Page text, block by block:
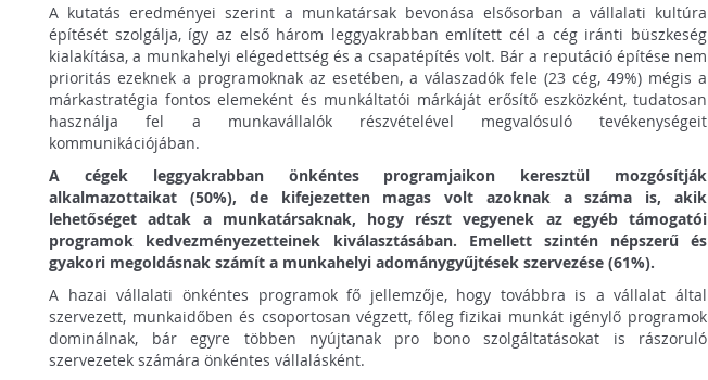
A kutatás eredményei szerint a munkatársak bevonása elsősorban a vállalati kultúra
építését szolgálja, így az első három leggyakrabban említett cél a cég iránti büszkeség
kialakítása, a munkahelyi elégedettség és a csapatépítés volt. Bár a reputáció építése nem
prioritás ezeknek a programoknak az esetében, a válaszadók fele (23 cég, 49%) mégis a
márkastratégia fontos elemeként és munkáltatói márkáját erősítő eszközként, tudatosan
használja fel a munkavállalók részvételével megvalósuló tevékenységeit
kommunikációjában.
A cégek leggyakrabban önkéntes programjaikon keresztül mozgósítják
alkalmazottaikat (50%), de kifejezetten magas volt azoknak a száma is, akik
lehetőséget adtak a munkatársaknak, hogy részt vegyenek az egyéb támogatói
programok kedvezményezetteinek kiválasztásában. Emellett szintén népszerű és
gyakori megoldásnak számít a munkahelyi adománygyűjtések szervezése (61%).
A hazai vállalati önkéntes programok fő jellemzője, hogy továbbra is a vállalat által
szervezett, munkaidőben és csoportosan végzett, főleg fizikai munkát igénylő programok
dominálnak, bár egyre többen nyújtanak pro bono szolgáltatásokat is rászoruló
szervezetek számára önkéntes vállalásként.